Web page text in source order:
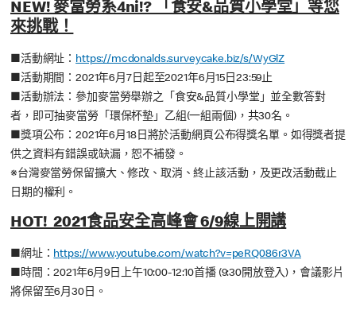
NEW! 麥當勞系4ni!? 「食安&品質小學堂」等您
來挑戰！
■活動網址： https://mcdonalds.surveycake.biz/s/WyGlZ
■活動期間：2021年6月7日起至2021年6月15日23:59止
■活動辦法：參加麥當勞舉辦之「食安&品質小學堂」並全數答對
者，即可抽麥當勞「環保杯墊」乙組(一組兩個)，共30名。
■獎項公布：2021年6月18日將於活動網頁公布得獎名單。如得獎者提
供之資料有錯誤或缺漏，恕不補發。
※台灣麥當勞保留擴大、修改、取消、終止該活動，及更改活動截止
日期的權利。
HOT! 2021食品安全高峰會 6/9線上開講
■網址： https://www.youtube.com/watch?v=peRQ086r3VA
■時間：2021年6月9日上午10:00-12:10首播 (9:30開放登入)，會議影片
將保留至6月30日。